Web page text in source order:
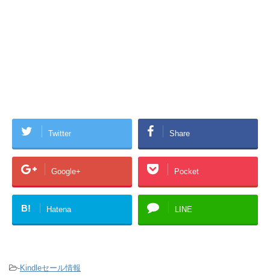
Twitter Share
Google+ Pocket
B! Hatena LINE
-Kindleセール情報